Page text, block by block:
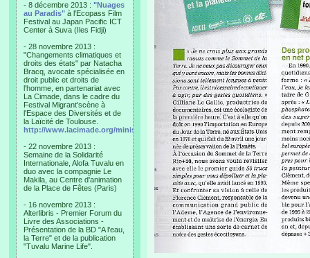
- 8 décembre 2013 : "Nuages
au Paradis" à l'Ecopass Film
Festival au Japan Pacific ICT
Center à Suva (Iles Fidji)
- 28 novembre 2013 :
"Changements climatiques et
droits des états" par Natacha
Bracq, avocate spécialisée en
droit public et droits de
l'homme, en partenariat avec
La Cimade, dans le cadre du
Festival Migrant'scène à
l'Espace des Diversités et de
la Laïcité de Toulouse.
http://www.lacimade.org/minisites/migrantscene
- 22 novembre 2013 :
Semaine de la Solidarité
Internationale, Alofa Tuvalu en
duo avec la compagnie Le
Makila, au Centre d'animation
de la Place de Fêtes (Paris)
- 16 novembre 2013 :
Alterlibris - Premier Forum du
Livre des Associations -
Présentation de la BD "A l'eau,
la Terre" et de la publication
"Tuvalu Marine Life".